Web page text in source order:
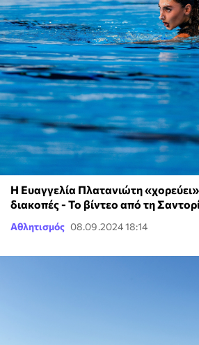
Η Ευαγγελία Πλατανιώτη «χορεύει»
διακοπές - Το βίντεο από τη
Αθλητισμός 08.09.2024 18:14